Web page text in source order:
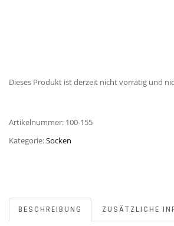
Dieses Produkt ist derzeit nicht vorrätig und
Artikelnummer: 100-155
Kategorie:Socken
BESCHREIBUNG ZUSÄTZLICHE